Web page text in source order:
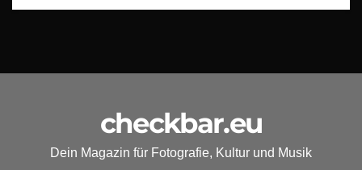
checkbar.eu
Dein Magazin für Fotografie, Kultur und Musik